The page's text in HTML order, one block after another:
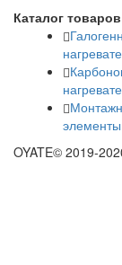
Каталог товаров
элементы
OYATE© 2019-